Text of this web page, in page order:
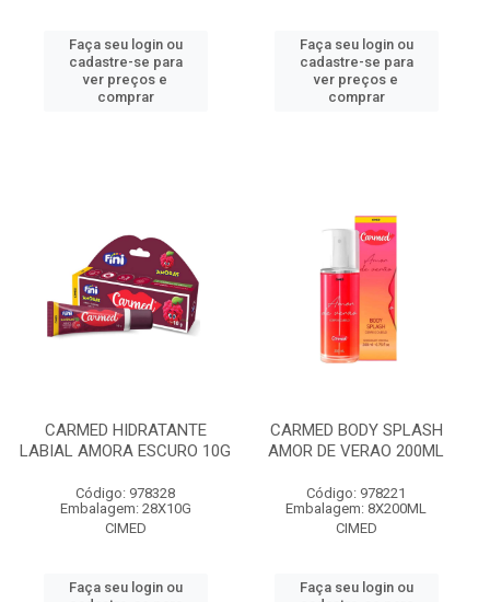
Faça seu login ou
cadastre-se para
ver preços e
comprar
Faça seu login ou
cadastre-se para
ver preços e
comprar
CARMED HIDRATANTE
LABIAL AMORA ESCURO 10G
Código: 978328
Embalagem: 28X10G
CIMED
Faça seu login ou
CARMED BODY SPLASH
AMOR DE VERAO 200ML
Código: 978221
Embalagem: 8X200ML
CIMED
Faça seu login ou